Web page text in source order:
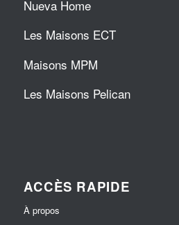
Nueva Home
Les Maisons ECT
Maisons MPM
Les Maisons Pelican
ACCÈS RAPIDE
À propos